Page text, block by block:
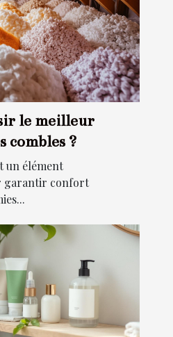
le meilleur
combles ?
un élément
garantir confort